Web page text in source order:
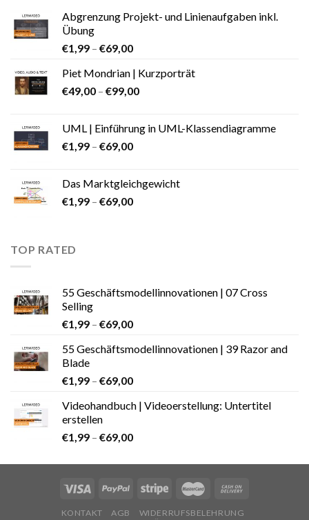
Abgrenzung Projekt- und Linienaufgaben inkl.
Übung
€1,99 – €69,00
Piet Mondrian | Kurzporträt
€49,00 – €99,00
UML | Einführung in UML-Klassendiagramme
€1,99 – €69,00
Das Marktgleichgewicht
€1,99 – €69,00
TOP RATED
55 Geschäftsmodellinnovationen | 07 Cross
Selling
€1,99 – €69,00
55 Geschäftsmodellinnovationen | 39 Razor and
Blade
€1,99 – €69,00
Videohandbuch | Videoerstellung: Untertitel
erstellen
€1,99 – €69,00
KONTAKT AGB
WIDERRUFSBELEHRUNG